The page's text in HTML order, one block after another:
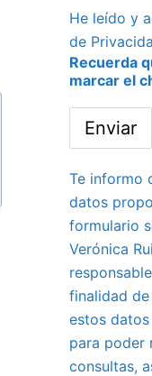
He leído y
de
Recuerda
marcar el
Te informo
datos
formulario
Verónica
finalidad
estos
para poder
consultas,